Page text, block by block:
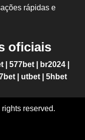
rápidas e
oficiais
577bet br2024
| utbet| 5hbet
reserved.